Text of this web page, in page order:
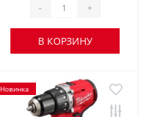
- +
В КОРЗИНУ
Новинка